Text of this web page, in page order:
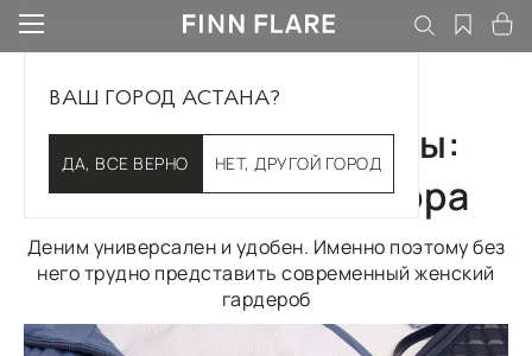
ВАШ ГОРОД АСТАНА?
ДА, ВСЕ ВЕРНО НЕТ, ДРУГОЙ ГОРОД
Идеальные джинсы:
особенности выбора
Деним универсален и удобен. Именно поэтому без
него трудно представить современный женский
гардероб